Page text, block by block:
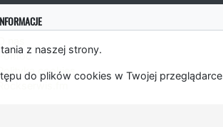
z naszej strony.
do plików cookies w Twojej
cookies